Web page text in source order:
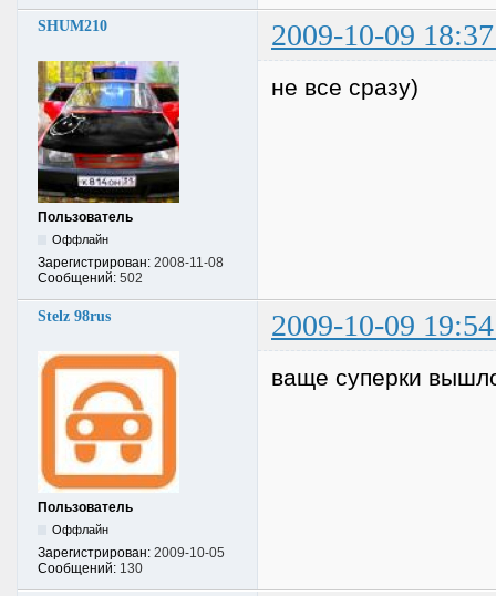
SHUM210 2009-10-09
Пользователь
Оффлайн
Зарегистрирован: 2008-11-08
Сообщений: 502
не все сразу)
Stelz 98rus 2009-10-09
Пользователь
Оффлайн
Зарегистрирован: 2009-10-05
Сообщений: 130
ваще суперки